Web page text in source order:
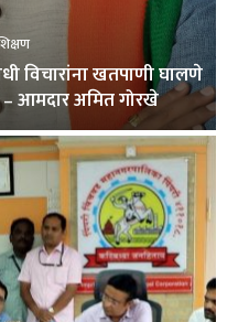
विचारांना खतपाणी घालणे
आमदार अमित गोरखे